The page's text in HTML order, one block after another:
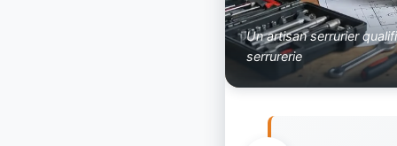
Un artisan serrurier
serrurerie